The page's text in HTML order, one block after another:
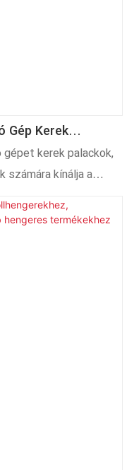
Gép Kerek
És Műanyag
kerek palackok,
számára kínálja a
biztosítjuk,
van.